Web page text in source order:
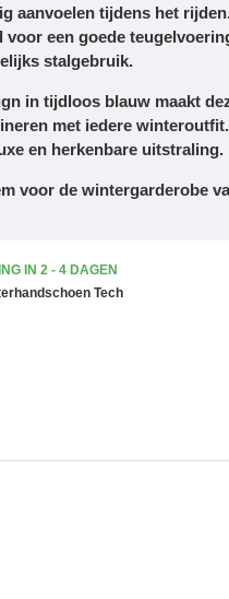
aanvoelen tijdens het
een goede
stalgebruik.
in tijdloos blauw maakt
met iedere
en herkenbare uitstraling.
voor de wintergarderobe
IN 2 - 4 DAGEN
Tech